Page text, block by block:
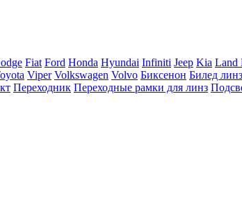
Fiat Ford Honda Hyundai Infiniti Jeep Kia Land
Viper Volkswagen Volvo Биксенон Билед
Переходник Переходные рамки для линз